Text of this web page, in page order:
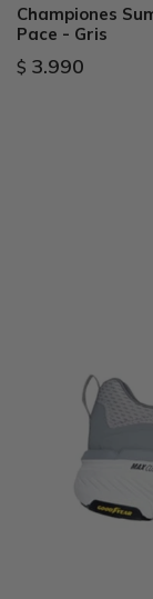
Championes
Pace - Gris
$ 3.990